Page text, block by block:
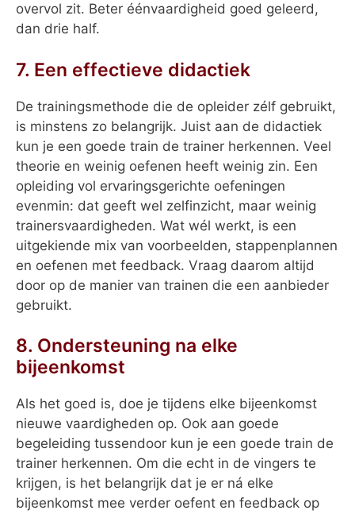
overvol zit. Beter éénvaardigheid goed geleerd,
dan drie half.
7. Een effectieve didactiek
De trainingsmethode die de opleider zélf gebruikt,
is minstens zo belangrijk. Juist aan de didactiek
kun je een goede train de trainer herkennen. Veel
theorie en weinig oefenen heeft weinig zin. Een
opleiding vol ervaringsgerichte oefeningen
evenmin: dat geeft wel zelfinzicht, maar weinig
trainersvaardigheden. Wat wél werkt, is een
uitgekiende mix van voorbeelden, stappenplannen
en oefenen met feedback. Vraag daarom altijd
door op de manier van trainen die een aanbieder
gebruikt.
8. Ondersteuning na elke
bijeenkomst
Als het goed is, doe je tijdens elke bijeenkomst
nieuwe vaardigheden op. Ook aan goede
begeleiding tussendoor kun je een goede train de
trainer herkennen. Om die echt in de vingers te
krijgen, is het belangrijk dat je er ná elke
bijeenkomst mee verder oefent en feedback op